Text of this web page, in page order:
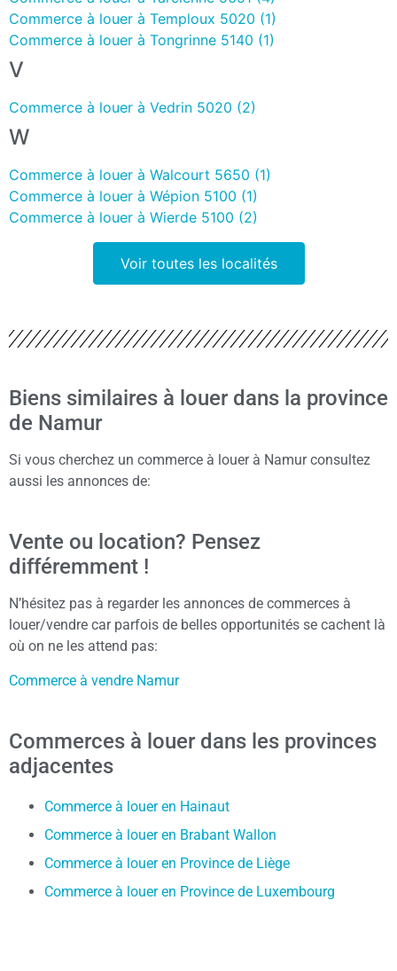
Commerce à louer à Temploux 5020 (1)
Commerce à louer à Tongrinne 5140 (1)
V
Commerce à louer à Vedrin 5020 (2)
W
Commerce à louer à Walcourt 5650 (1)
Commerce à louer à Wépion 5100 (1)
Commerce à louer à Wierde 5100 (2)
Voir toutes les localités
Biens similaires à louer dans la province
de Namur
Si vous cherchez un commerce à louer à Namur consultez
aussi les annonces de:
Vente ou location? Pensez
différemment !
N’hésitez pas à regarder les annonces de commerces à
louer/vendre car parfois de belles opportunités se cachent là
où on ne les attend pas:
Commerce à vendre Namur
Commerces à louer dans les provinces
adjacentes
Commerce à louer en Hainaut
Commerce à louer en Brabant Wallon
Commerce à louer en Province de Liège
Commerce à louer en Province de Luxembourg